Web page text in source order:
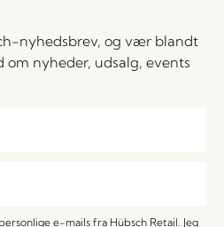
nyhedsbrev, og vær blandt
om nyheder, udsalg, events
e-mails fra Hübsch Retail. Jeg